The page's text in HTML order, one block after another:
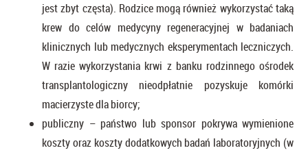
jest zbyt częsta). Rodzice mogą również wykorzystać taką
krew do celów medycyny regeneracyjnej w badaniach
klinicznych lub medycznych eksperymentach leczniczych.
W razie wykorzystania krwi z banku rodzinnego ośrodek
transplantologiczny nieodpłatnie pozyskuje komórki
macierzyste dla biorcy;
publiczny – państwo lub sponsor pokrywa wymienione
koszty oraz koszty dodatkowych badań laboratoryjnych (w